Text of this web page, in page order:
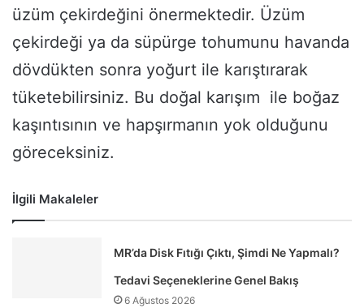
üzüm çekirdeğini önermektedir. Üzüm
çekirdeği ya da süpürge tohumunu havanda
dövdükten sonra yoğurt ile karıştırarak
tüketebilirsiniz. Bu doğal karışım ile boğaz
kaşıntısının ve hapşırmanın yok olduğunu
göreceksiniz.
İlgili Makaleler
MR’da Disk Fıtığı Çıktı, Şimdi Ne Yapmalı?
Tedavi Seçeneklerine Genel Bakış
6 Ağustos 2026